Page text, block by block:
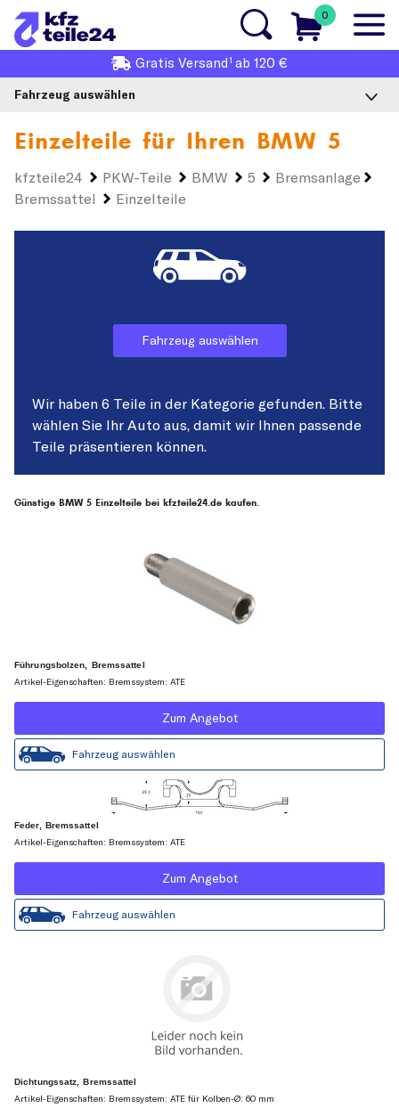
0
Gratis Versand1 ab 120 €
Fahrzeug auswählen
Einzelteile für Ihren BMW 5
kfzteile24 PKW-Teile BMW 5
Bremsanlage
Bremssattel
Einzelteile
Fahrzeug auswählen
Wir haben 6 Teile in der Kategorie gefunden. Bitte
wählen Sie Ihr Auto aus, damit wir Ihnen passende
Teile präsentieren können.
Günstige BMW 5 Einzelteile bei kfzteile24.de kaufen.
Führungsbolzen, Bremssattel
Artikel-Eigenschaften: Bremssystem: ATE
Zum Angebot
Fahrzeug auswählen
Feder, Bremssattel
Artikel-Eigenschaften: Bremssystem: ATE
Zum Angebot
Fahrzeug auswählen
Dichtungssatz, Bremssattel
Artikel-Eigenschaften: Bremssystem: ATE für Kolben-Ø: 60 mm